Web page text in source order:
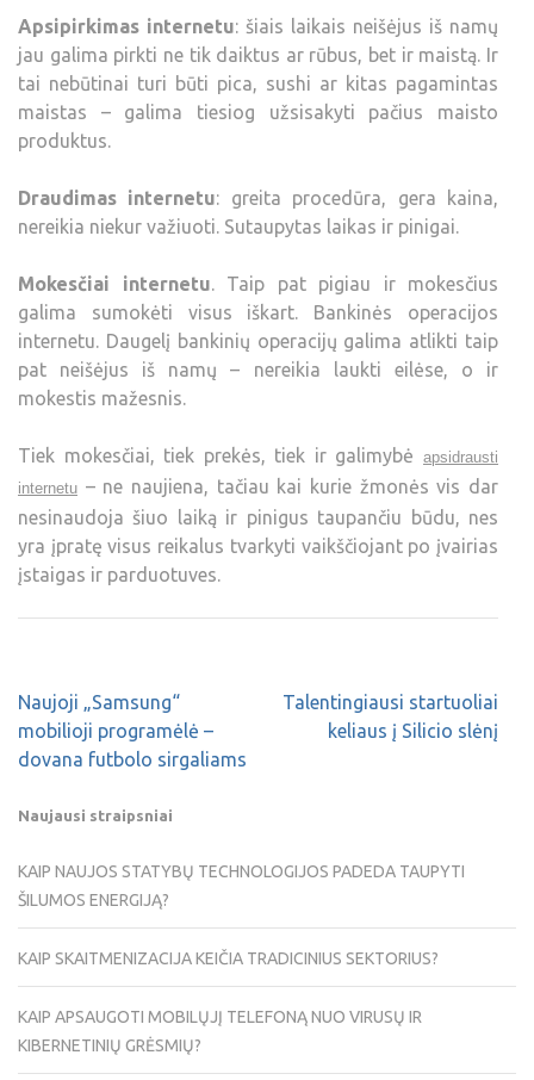
Apsipirkimas internetu: šiais laikais neišėjus iš namų
jau galima pirkti ne tik daiktus ar rūbus, bet ir maistą. Ir
tai nebūtinai turi būti pica, sushi ar kitas pagamintas
maistas – galima tiesiog užsisakyti pačius maisto
produktus.
Draudimas internetu: greita procedūra, gera kaina,
nereikia niekur važiuoti. Sutaupytas laikas ir pinigai.
Mokesčiai internetu. Taip pat pigiau ir mokesčius
galima sumokėti visus iškart. Bankinės operacijos
internetu. Daugelį bankinių operacijų galima atlikti taip
pat neišėjus iš namų – nereikia laukti eilėse, o ir
mokestis mažesnis.
Tiek mokesčiai, tiek prekės, tiek ir galimybė apsidrausti
internetu – ne naujiena, tačiau kai kurie žmonės vis dar
nesinaudoja šiuo laiką ir pinigus taupančiu būdu, nes
yra įpratę visus reikalus tvarkyti vaikščiojant po įvairias
įstaigas ir parduotuves.
Naujoji „Samsung“
mobilioji programėlė –
dovana futbolo sirgaliams
Talentingiausi startuoliai
keliaus į Silicio slėnį
Naujausi straipsniai
KAIP NAUJOS STATYBŲ TECHNOLOGIJOS PADEDA TAUPYTI
ŠILUMOS ENERGIJĄ?
KAIP SKAITMENIZACIJA KEIČIA TRADICINIUS SEKTORIUS?
KAIP APSAUGOTI MOBILŲJĮ TELEFONĄ NUO VIRUSŲ IR
KIBERNETINIŲ GRĖSMIŲ?